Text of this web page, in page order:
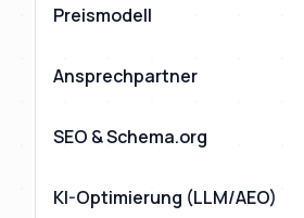
Preismodell
Ansprechpartner
SEO & Schema.org
KI-Optimierung (LLM/AEO)